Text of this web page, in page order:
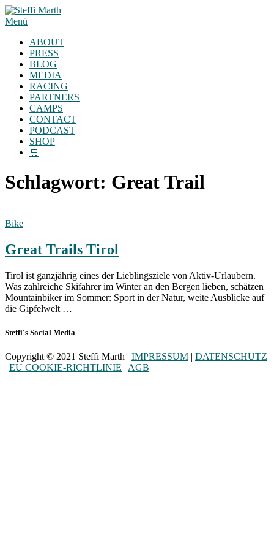
Zum
Inhalt
Menü
ABOUT
PRESS
BLOG
MEDIA
RACING
PARTNERS
CAMPS
CONTACT
PODCAST
SHOP
🛒
Schlagwort: Great Trail
Bike
Great Trails Tirol
Tirol ist ganzjährig eines der Lieblingsziele von Aktiv-Urlaubern.
Was zahlreiche Skifahrer im Winter an den Bergen lieben, schätzen
Mountainbiker im Sommer: Sport in der Natur, weite Ausblicke auf
die Gipfelwelt …
Steffi´s Social Media
Copyright © 2021 Steffi Marth | IMPRESSUM | DATENSCHUTZ
| EU COOKIE-RICHTLINIE | AGB